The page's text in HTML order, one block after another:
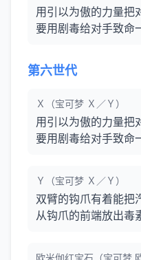
用引以为傲的力量把
要用剧毒给对手致命
第六世代
Ｘ（宝可梦 Ｘ／Ｙ）
用引以为傲的力量把
要用剧毒给对手致命
Ｙ（宝可梦 Ｘ／Ｙ）
双臂的钩爪有着能把
从钩爪的前端放出毒
欧米伽红宝石（宝可梦